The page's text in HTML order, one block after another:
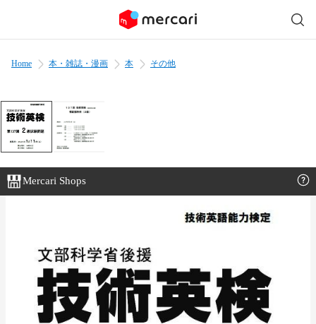
Home 本・雑誌・漫画 本 その他
Mercari Shops